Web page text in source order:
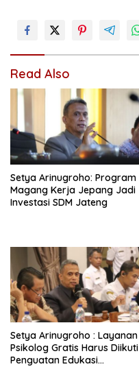
Read Also
Setya Arinugroho: Program
Magang Kerja Jepang Jadi
Investasi SDM Jateng
Setya Arinugroho : Layanan
Psikolog Gratis Harus Diikuti
Penguatan Edukasi